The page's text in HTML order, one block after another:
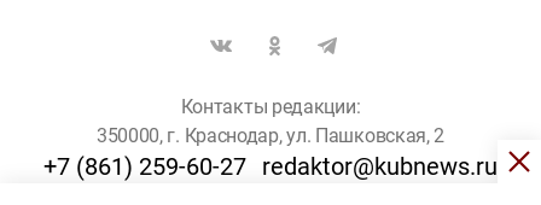
Контакты редакции:
350000, г. Краснодар, ул. Пашковская, 2
+7 (861) 259-60-27 redaktor@kubnews.ru